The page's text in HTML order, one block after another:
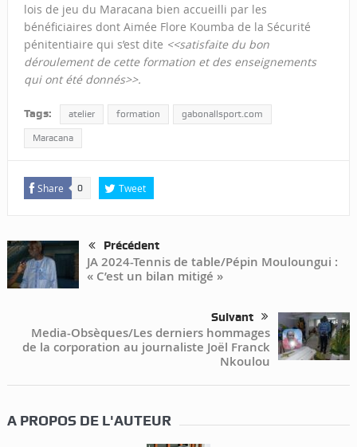
lois de jeu du Maracana bien accueilli par les
bénéficiaires dont Aimée Flore Koumba de la Sécurité
pénitentiaire qui s’est dite <<satisfaite du bon
déroulement de cette formation et des enseignements
qui ont été donnés>>.
Tags: atelier formation gabonallsport.com
Maracana
Share 0 Tweet
Précédent
JA 2024-Tennis de table/Pépin Mouloungui :
« C’est un bilan mitigé »
Suivant
Media-Obsèques/Les derniers hommages
de la corporation au journaliste Joël Franck
Nkoulou
A PROPOS DE L'AUTEUR